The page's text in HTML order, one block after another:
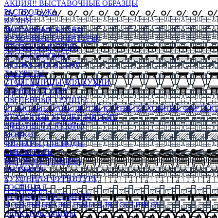
АКЦИЯ!! ВЫСТАВОЧНЫЕ ОБРАЗЦЫ
РАСПРОДАЖА
КУХНЯ
МОДУЛЬНЫЕ КУХНИ
КУХОННЫЕ ГАРНИТУРЫ
СТОЛЫ НА КУХНЮ
СТОЛЫ КНИЖКИ
СТУЛЬЯ ДЛЯ КУХНИ
ТАБУРЕТЫ
СТОЛЕШНИЦЫ ДЛЯ КУХНИ
БАРНЫЕ СТУЛЬЯ
ОБЕДЕННЫЕ ГРУППЫ
СТЕНОВЫЕ ПАНЕЛИ ДЛЯ КУХНИ (КУХОННЫЕ
КУХОННЫЕ УГОЛКИ МЯГКИЕ
ДИВАНЫ НА КУХНЮ
МОЙКИ
ФИЛЬТРЫ ДЛЯ ВОДЫ
СМЕСИТЕЛИ
БЫТОВАЯ ТЕХНИКА
ВЫТЯЖКИ
КУХОННАЯ ФУРНИТУРА
ГОСТИНАЯ
СТЕНКИ В ГОСТИНУЮ
МОДУЛЬНЫЕ СИСТЕМЫ ДЛЯ ГОСТИНОЙ
ЭЛЕКТРОКАМИНЫ